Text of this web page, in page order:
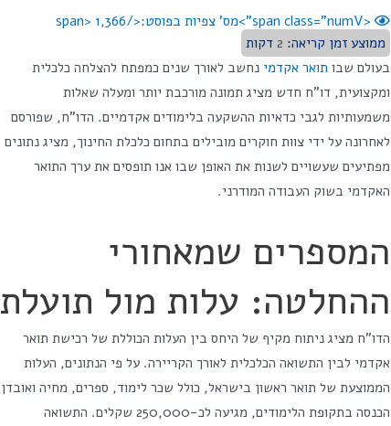
<span class="numV">מס' צפיות בפוסט:</span>
1,366
ממוצע זמן קריאה: 2 דקות
בעולם שבו תואר אקדמי נחשב לאורך שנים כמפתח להצלחה כלכלית
ומקצועית, דו"ח חדש מציג תמונה מורכבת יותר ומעלה שאלות
משמעותיות לגבי כדאיות ההשקעה בלימודים אקדמיים. הדו"ח, שפורסם
לאחרונה על ידי צוות חוקרים מובילים בתחום כלכלת החינוך, מציג נתונים
מפתיעים שעשויים לשנות את האופן שבו אנו תופסים את ערך התואר
האקדמי בשוק העבודה המודרני.
המספרים שמאחורי
ההחלטה: עלות מול תועלת
הדו"ח מציג ניתוח מקיף של היחס בין העלות הכוללת של רכישת תואר
אקדמי לבין התשואה הכלכלית לאורך הקריירה. על פי הנתונים, העלות
הממוצעת של תואר ראשון בישראל, כולל שכר לימוד, ספרים, מחיה ואובדן
הכנסה בתקופת הלימודים, מגיעה לכ-250,000 שקלים. התשואה